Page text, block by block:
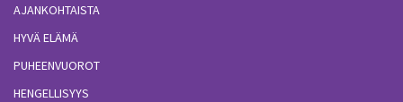
AJANKOHTAISTA
HYVÄ ELÄMÄ
PUHEENVUOROT
HENGELLISYYS